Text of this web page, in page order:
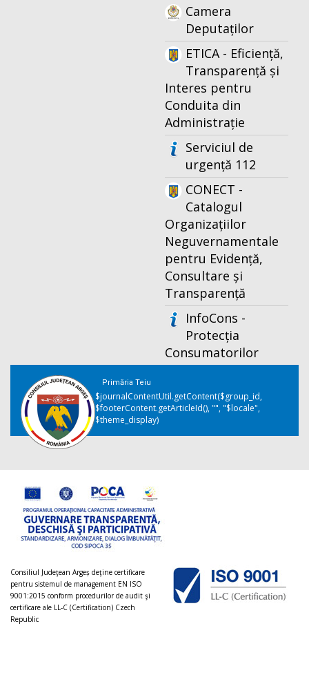
Camera
Deputaților
ETICA - Eficiență,
Transparență și
Interes pentru
Conduita din
Administrație
Serviciul de
urgență 112
CONECT -
Catalogul
Organizațiilor
Neguvernamentale
pentru Evidență,
Consultare și
Transparență
InfoCons -
Protecția
Consumatorilor
Primăria Teiu
$journalContentUtil.getContent($group_id,
$footerContent.getArticleId(), "", "$locale",
$theme_display)
Consiliul Judeţean Argeș deţine certificare
pentru sistemul de management EN ISO
9001:2015 conform procedurilor de audit şi
certificare ale LL-C (Certification) Czech
Republic